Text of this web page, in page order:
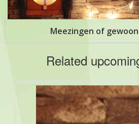
Meezingen of
Related